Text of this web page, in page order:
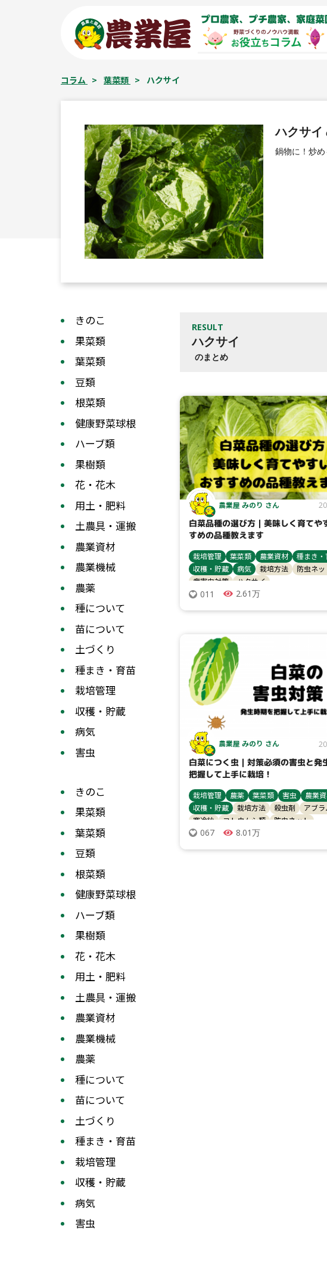
プロ農家、プチ農家、家庭
コラム > 葉菜類 > ハクサイ
ハクサイ
鍋物に！炒
きのこ
果菜類
葉菜類
豆類
根菜類
健康野菜球根
ハーブ類
果樹類
花・花木
用土・肥料
土農具・運搬
農業資材
農業機械
農薬
種について
苗について
土づくり
種まき・育苗
栽培管理
収穫・貯蔵
病気
害虫
きのこ
果菜類
葉菜類
豆類
根菜類
健康野菜球根
ハーブ類
果樹類
花・花木
用土・肥料
土農具・運搬
農業資材
農業機械
農薬
種について
苗について
土づくり
種まき・育苗
栽培管理
収穫・貯蔵
病気
害虫
RESULT
ハクサイ
のまとめ
農業屋 みのり さん
白菜品種の選び方｜美味しく育てや
すめの品種教えます
栽培管理 葉菜類 農業資材
種まき・
収穫・貯蔵
病気 栽培方法
防虫ネッ
病害虫対策
ハクサイ
011 2.61万
農業屋 みのり さん
白菜につく虫｜対策必須の害虫と発
把握して上手に栽培！
栽培管理 農薬 葉菜類 害虫
農業
収穫・貯蔵
栽培方法 殺虫剤
アブ
寒冷紗
ヨトウムシ類
防虫ネット
病害虫対策
ハムシ類
067 8.01万